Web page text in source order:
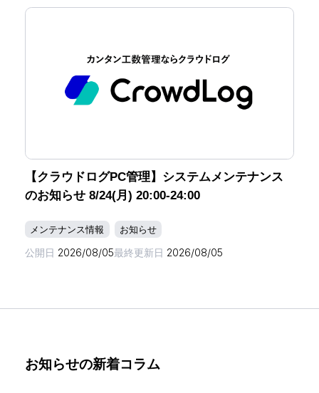
【クラウドログPC管理】システムメンテナンス
のお知らせ 8/24(月) 20:00-24:00
メンテナンス情報 お知らせ
公開日 2026/08/05最終更新日 2026/08/05
お知らせの新着コラム